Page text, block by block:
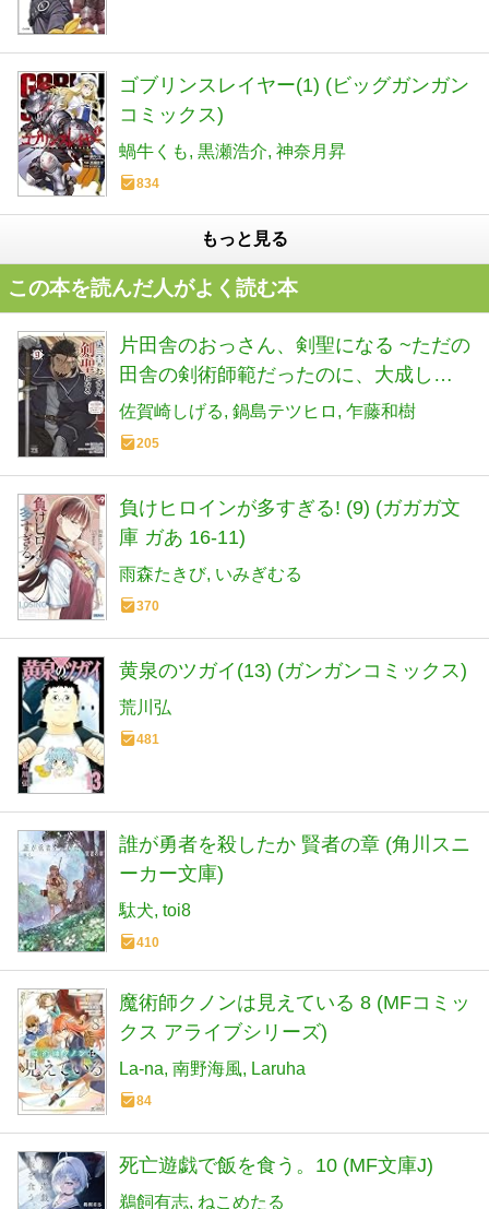
ゴブリンスレイヤー(1) (ビッグガンガン
コミックス)
蝸牛くも 黒瀬浩介 神奈月昇
834
もっと見る
この本を読んだ人がよく読む本
片田舎のおっさん、剣聖になる ~ただの
田舎の剣術師範だったのに、大成した
弟子たちが俺を放ってくれない件~ 9 (9)
(ヤングチャンピオンコミックス)
佐賀崎しげる 鍋島テツヒロ 乍藤和樹
205
負けヒロインが多すぎる! (9) (ガガガ文
庫 ガあ 16-11)
雨森たきび いみぎむる
370
黄泉のツガイ(13) (ガンガンコミックス)
荒川弘
481
誰が勇者を殺したか 賢者の章 (角川スニ
ーカー文庫)
駄犬 toi8
410
魔術師クノンは見えている 8 (MFコミッ
クス アライブシリーズ)
La-na 南野海風 Laruha
84
死亡遊戯で飯を食う。10 (MF文庫J)
鵜飼有志 ねこめたる